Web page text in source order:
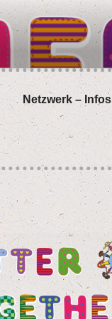
Netz­werk – Infos